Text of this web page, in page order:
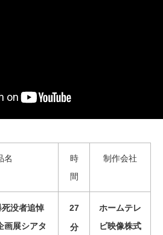
名
時
間
制作会社
没者追悼
画展シアタ
27
分
ホームテレ
ビ映像株式